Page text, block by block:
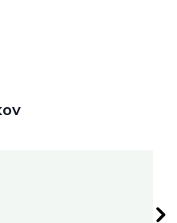
5 hviezdičiek.